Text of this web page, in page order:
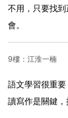
不用，只要找
會。
9樓：江淮一楠
語文學習很重
讀寫作是關鍵，